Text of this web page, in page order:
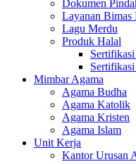
Dokumen
Layanan Bimas
Lagu Merdu
Produk Halal
Mimbar Agama
Agama Budha
Agama Katolik
Agama Kristen
Agama Islam
Unit Kerja
Kantor Urusan